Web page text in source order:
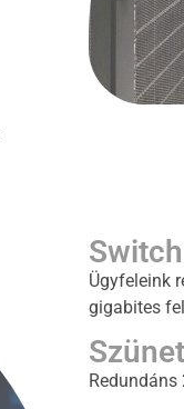
Ügyfeleink
gigabites